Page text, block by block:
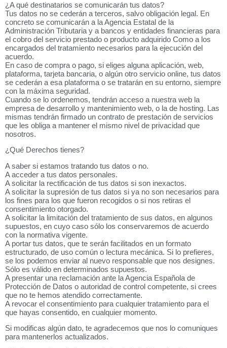
¿A qué destinatarios se comunicarán tus datos?
Tus datos no se cederán a terceros, salvo obligación legal. En
concreto se comunicarán a la Agencia Estatal de la
Administración Tributaria y a bancos y entidades financieras para
el cobro del servicio prestado o producto adquirido Como a los
encargados del tratamiento necesarios para la ejecución del
acuerdo.
En caso de compra o pago, si eliges alguna aplicación, web,
plataforma, tarjeta bancaria, o algún otro servicio online, tus datos
se cederán a esa plataforma o se tratarán en su entorno, siempre
con la máxima seguridad.
Cuando se lo ordenemos, tendrán acceso a nuestra web la
empresa de desarrollo y mantenimiento web, o la de hosting. Las
mismas tendrán firmado un contrato de prestación de servicios
que les obliga a mantener el mismo nivel de privacidad que
nosotros.
¿Qué Derechos tienes?
A saber si estamos tratando tus datos o no.
A acceder a tus datos personales.
A solicitar la rectificación de tus datos si son inexactos.
A solicitar la supresión de tus datos si ya no son necesarios para
los fines para los que fueron recogidos o si nos retiras el
consentimiento otorgado.
A solicitar la limitación del tratamiento de sus datos, en algunos
supuestos, en cuyo caso sólo los conservaremos de acuerdo
con la normativa vigente.
A portar tus datos, que te serán facilitados en un formato
estructurado, de uso común o lectura mecánica. Si lo prefieres,
se los podemos enviar al nuevo responsable que nos designes.
Sólo es válido en determinados supuestos.
A presentar una reclamación ante la Agencia Española de
Protección de Datos o autoridad de control competente, si crees
que no te hemos atendido correctamente.
A revocar el consentimiento para cualquier tratamiento para el
que hayas consentido, en cualquier momento.
Si modificas algún dato, te agradecemos que nos lo comuniques
para mantenerlos actualizados.